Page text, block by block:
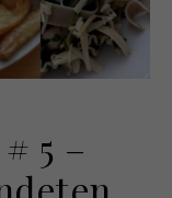
5 –